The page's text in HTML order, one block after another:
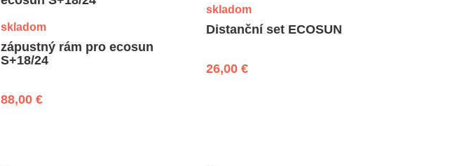
skladom
zápustný rám pro ecosun
S+18/24
88,00 €
skladom
Distanční set ECOSUN
26,00 €